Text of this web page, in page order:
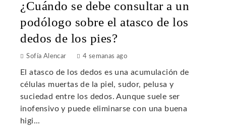
¿Cuándo se debe consultar a un
podólogo sobre el atasco de los
dedos de los pies?
Sofía Alencar 4 semanas ago
El atasco de los dedos es una acumulación de
células muertas de la piel, sudor, pelusa y
suciedad entre los dedos. Aunque suele ser
inofensivo y puede eliminarse con una buena
higi...